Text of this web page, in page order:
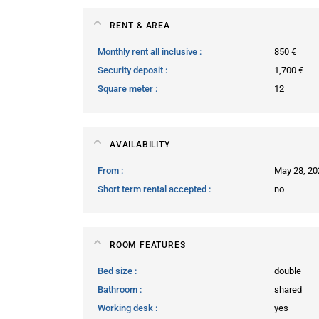
RENT & AREA
Monthly rent all inclusive
850 €
Security deposit
1,700 €
Square meter
12
AVAILABILITY
From
May 28,
Short term rental accepted
no
ROOM FEATURES
Bed size
double
Bathroom
shared
Working desk
yes